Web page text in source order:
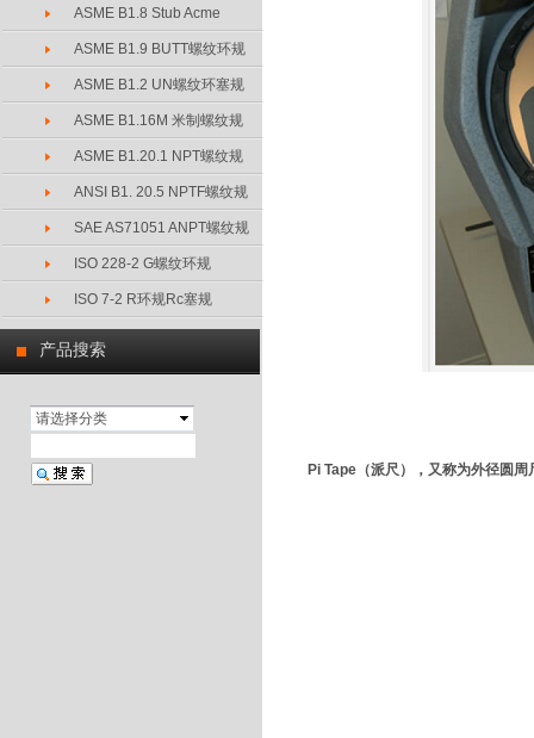
产品搜索
请选择分类
ASME B1.8 Stub Acme
ASME B1.9 BUTT螺纹环规
ASME B1.2 UN螺纹环塞规
ASME B1.16M 米制螺纹规
ASME B1.20.1 NPT螺纹规
ANSI B1. 20.5 NPTF螺纹规
SAE AS71051 ANPT螺纹规
ISO 228-2 G螺纹环规
ISO 7-2 R环规Rc塞规
Pi Tape （派尺），又称为外径圆